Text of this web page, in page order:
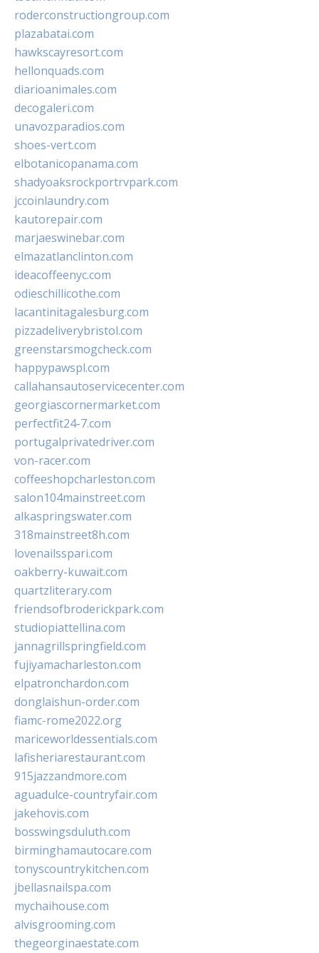
roderconstructiongroup.com
plazabatai.com
hawkscayresort.com
hellonquads.com
diarioanimales.com
decogaleri.com
unavozparadios.com
shoes-vert.com
elbotanicopanama.com
shadyoaksrockportrvpark.com
jccoinlaundry.com
kautorepair.com
marjaeswinebar.com
elmazatlanclinton.com
ideacoffeenyc.com
odieschillicothe.com
lacantinitagalesburg.com
pizzadeliverybristol.com
greenstarsmogcheck.com
happypawspl.com
callahansautoservicecenter.com
georgiascornermarket.com
perfectfit24-7.com
portugalprivatedriver.com
von-racer.com
coffeeshopcharleston.com
salon104mainstreet.com
alkaspringswater.com
318mainstreet8h.com
lovenailsspari.com
oakberry-kuwait.com
quartzliterary.com
friendsofbroderickpark.com
studiopiattellina.com
jannagrillspringfield.com
fujiyamacharleston.com
elpatronchardon.com
donglaishun-order.com
fiamc-rome2022.org
mariceworldessentials.com
lafisheriarestaurant.com
915jazzandmore.com
aguadulce-countryfair.com
jakehovis.com
bosswingsduluth.com
birminghamautocare.com
tonyscountrykitchen.com
jbellasnailspa.com
mychaihouse.com
alvisgrooming.com
thegeorginaestate.com